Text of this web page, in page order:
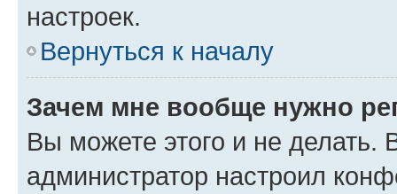
настроек.
Вернуться к началу
Зачем мне вообще нужно
Вы можете этого и не делать.
администратор настроил